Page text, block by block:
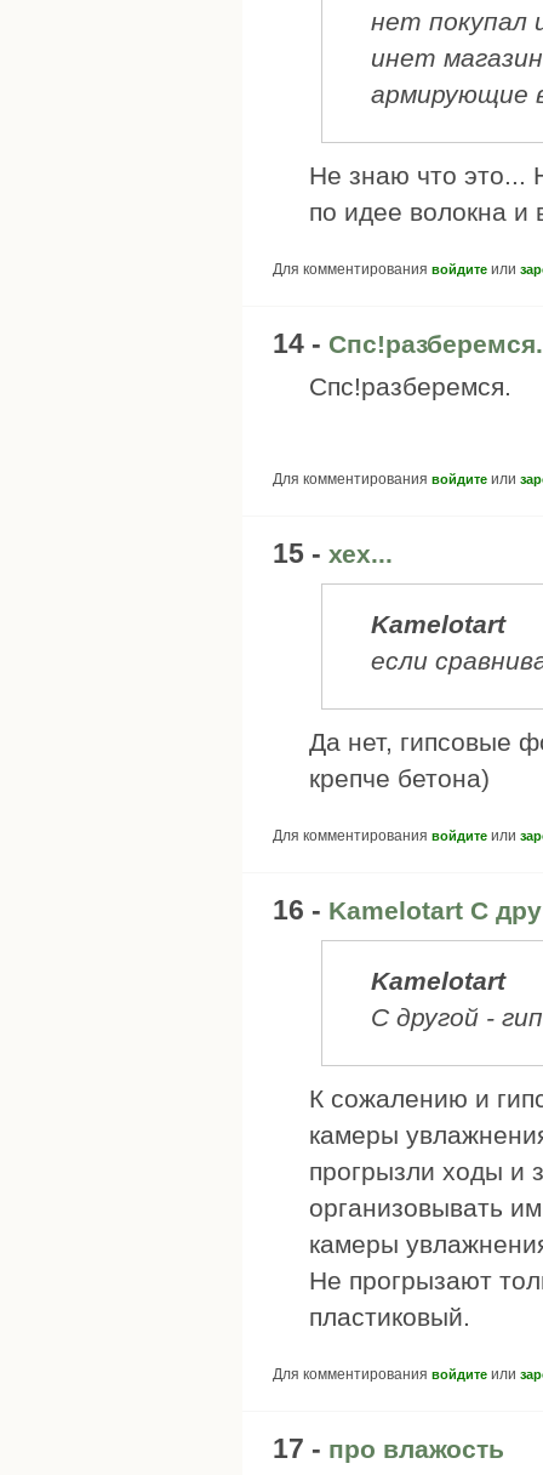
нет покупал
инет
армирующие
Не знаю что это...
по идее волокна и
Для комментирования войдите или
14 - Спс!разберемся.
Спс!разберемся.
Для комментирования войдите или
15 - хех...
Kamelotart
если
Да нет, гипсовые
крепче бетона)
Для комментирования войдите или
16 - Kamelotart С
Kamelotart
С другой -
К сожалению и
камеры
прогрызли ходы и
организовывать
камеры
Не прогрызают
пластиковый.
Для комментирования войдите или
17 - про влажость